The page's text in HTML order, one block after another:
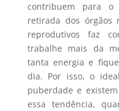
contribuem para o
retirada dos órgãos
reprodutivos faz
trabalhe mais da
tanta energia e
dia. Por isso, o
puberdade e
essa tendência,